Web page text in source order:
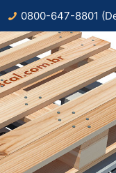
0800-647-8801